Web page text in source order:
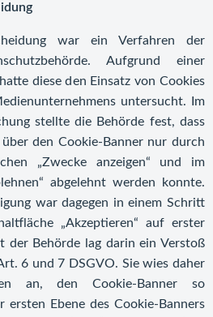
war ein Verfahren der
Aufgrund einer
diese den Einsatz von Cookies
untersucht. Im
stellte die Behörde fest, dass
den Cookie-Banner nur durch
„Zwecke anzeigen“ und im
abgelehnt werden konnte.
war dagegen in einem Schritt
„Akzeptieren“ auf erster
der Behörde lag darin ein Verstoß
6 und 7 DSGVO. Sie wies daher
an, den Cookie-Banner so
ersten Ebene des Cookie-Banners